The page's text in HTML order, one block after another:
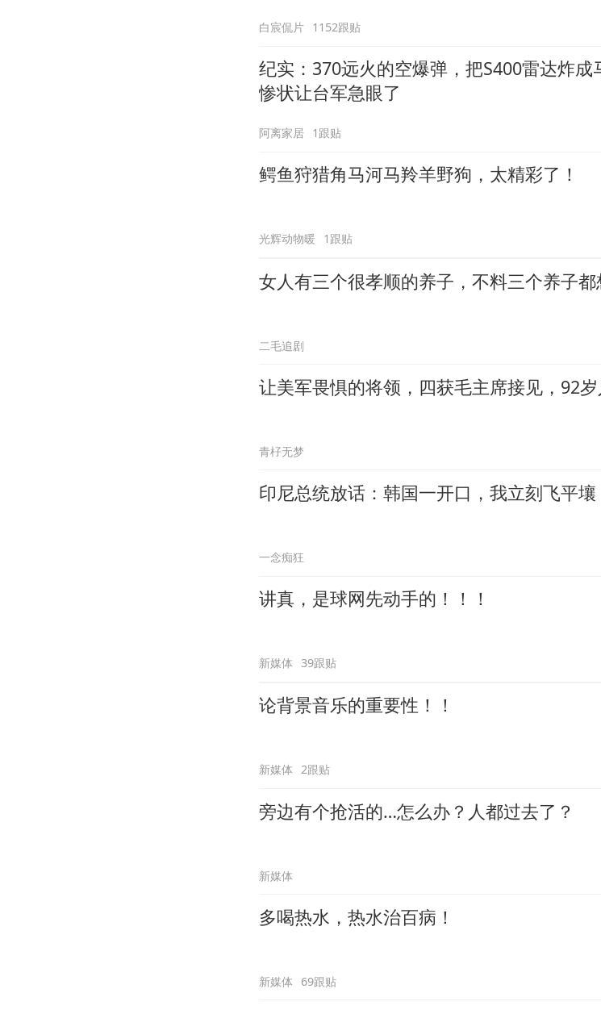
白宸侃片 1152跟贴
纪实：370远火的空爆弹，把S400雷达炸成
惨状让台军急眼了
阿离家居 1跟贴
鳄鱼狩猎角马河马羚羊野狗，太精彩了！
光辉动物暖 1跟贴
女人有三个很孝顺的养子，不料三个养子都
二毛追剧
让美军畏惧的将领，四获毛主席接见，92
青杍无梦
印尼总统放话：韩国一开口，我立刻飞平壤
一念痴狂
讲真，是球网先动手的！！！
新媒体 39跟贴
论背景音乐的重要性！！
新媒体 2跟贴
旁边有个抢活的…怎么办？人都过去了？
新媒体
多喝热水，热水治百病！
新媒体 69跟贴